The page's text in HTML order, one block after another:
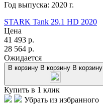
Год выпуска: 2020 г.
STARK Tank 29.1 HD 2020
Цена
41 493 р.
28 564 р.
Ожидается
В корзину В корзину В корзину
Купить в 1 клик
Убрать из избранного